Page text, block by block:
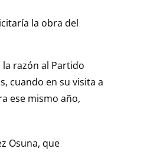
la obra del
razón al Partido
cuando en su visita a
ese mismo año,
Osuna, que